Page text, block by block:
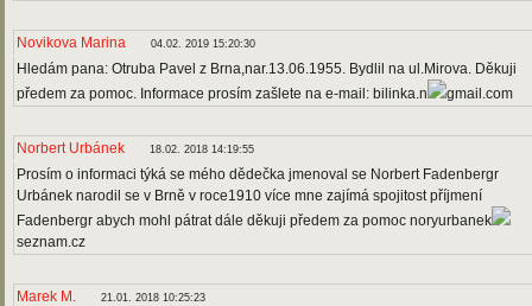
Novikova Marina 04.02. 2019 15:20:30
Hledám pana: Otruba Pavel z Brna,nar.13.06.1955. Bydlil na ul.Mirova. Děkuji
předem za pomoc. Informace prosím zašlete na e-mail: bilinka.n
gmail.com
Norbert Urbánek 18.02. 2018 14:19:55
Prosím o informaci týká se mého dědečka jmenoval se Norbert Fadenbergr
Urbánek narodil se v Brně v roce1910 více mne zajímá spojitost příjmení
Fadenbergr abych mohl pátrat dále děkuji předem za pomoc noryurbanek
seznam.cz
Marek M. 21.01. 2018 10:25:23